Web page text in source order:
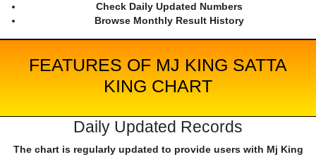
Check Daily Updated Numbers
Browse Monthly Result History
FEATURES OF MJ KING SATTA
KING CHART
Daily Updated Records
The chart is regularly updated to provide users with Mj King